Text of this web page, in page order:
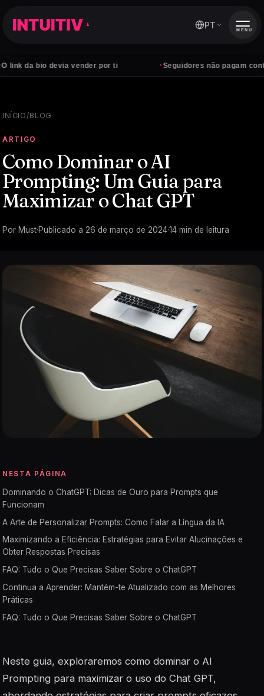
vender por ti ·Seguidores não pagam contas — clientes
PT MENU
INÍCIO/BLOG
ARTIGO
Como Dominar o AI
Prompting: Um Guia para
Maximizar o Chat GPT
Por Must·Publicado a 26 de março de 2024·14 min de leitura
NESTA PÁGINA
Dominando o ChatGPT: Dicas de Ouro para Prompts que
Funcionam
A Arte de Personalizar Prompts: Como Falar a Língua da IA
Maximizando a Eficiência: Estratégias para Evitar Alucinações e
Obter Respostas Precisas
FAQ: Tudo o Que Precisas Saber Sobre o ChatGPT
Continua a Aprender: Mantém-te Atualizado com as Melhores
Práticas
FAQ: Tudo o Que Precisas Saber Sobre o ChatGPT
Neste guia, exploraremos como dominar o AI
Prompting para maximizar o uso do Chat GPT,